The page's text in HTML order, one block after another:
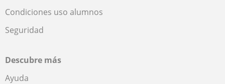
Condiciones uso alumnos
Seguridad
Descubre más
Ayuda